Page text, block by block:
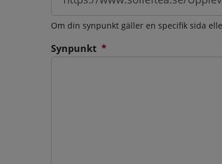
Om din synpunkt gäller en specifik sida
Synpunkt *